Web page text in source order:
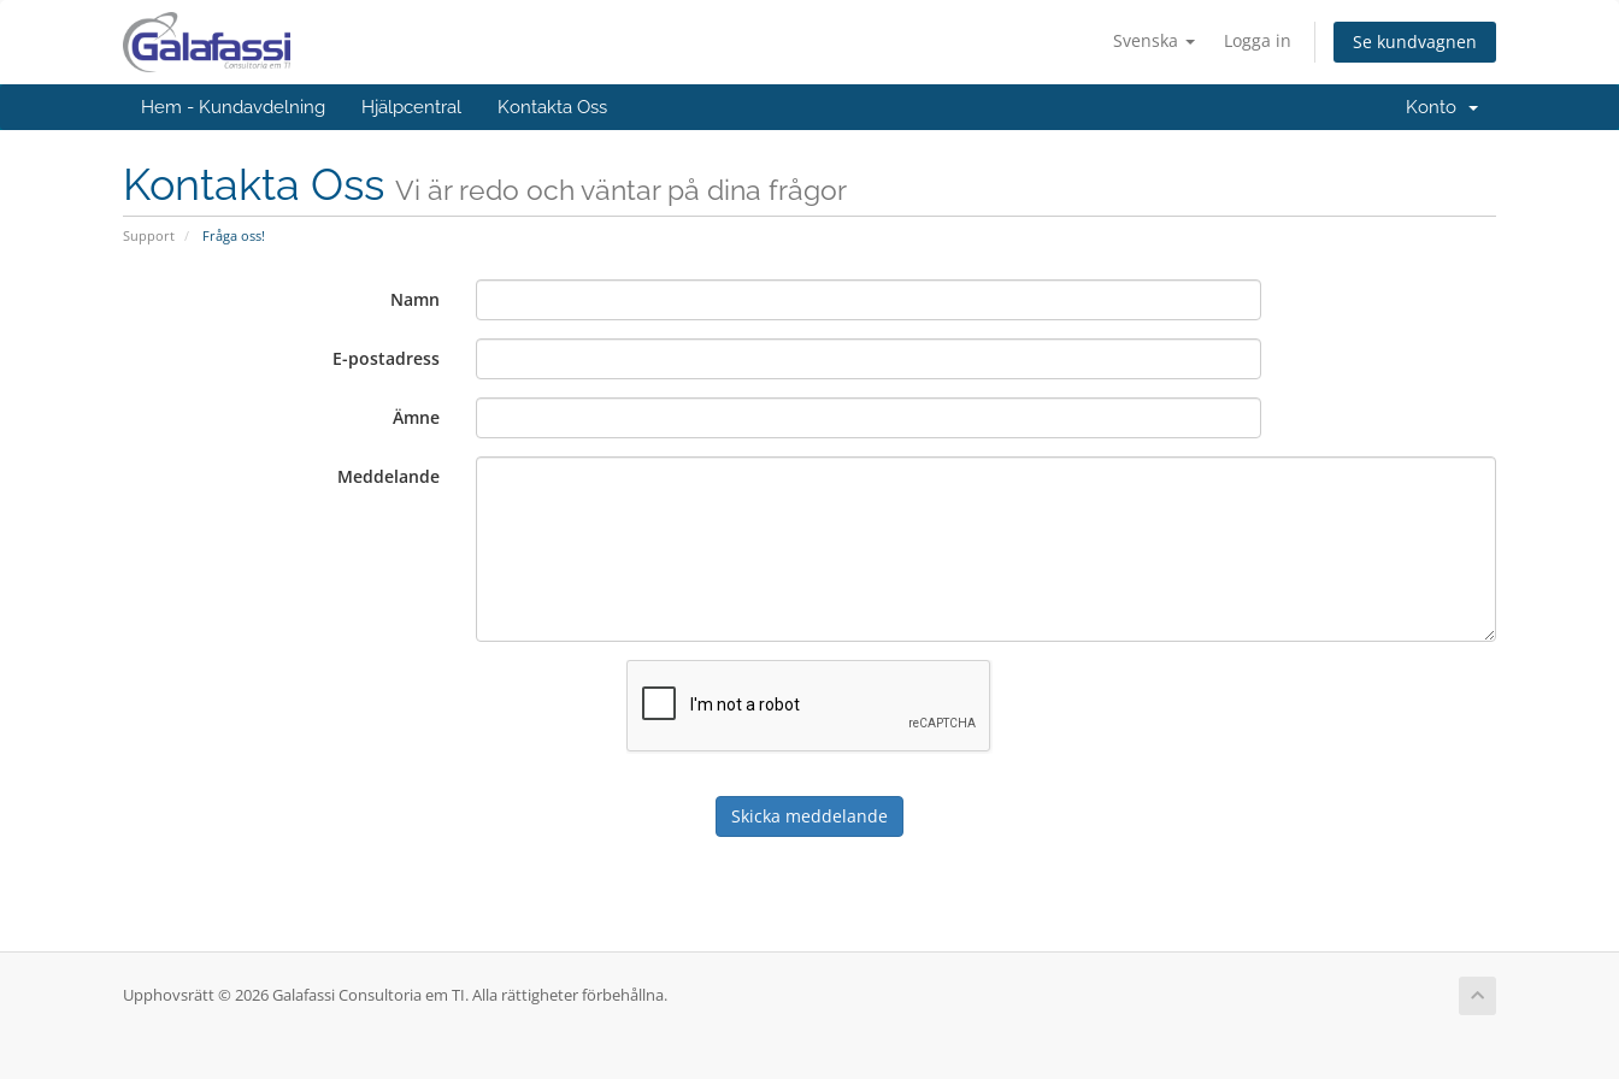
Svenska Logga in Se kundvagnen
Hem - Kundavdelning Hjälpcentral Kontakta Oss Konto
Kontakta Oss Vi är redo och väntar på dina frågor
Support Fråga oss!
Namn
E-postadress
Ämne
Meddelande
Skicka meddelande
Upphovsrätt © 2026 Galafassi Consultoria em TI. Alla rättigheter förbehållna.